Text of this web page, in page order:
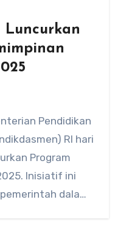
Luncurkan
Pendidikan
RI hari
Program
Inisiatif ini
dalam